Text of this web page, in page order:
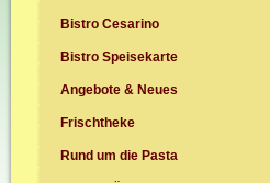
Bistro Cesarino
Bistro Speisekarte
Angebote & Neues
Frischtheke
Rund um die Pasta